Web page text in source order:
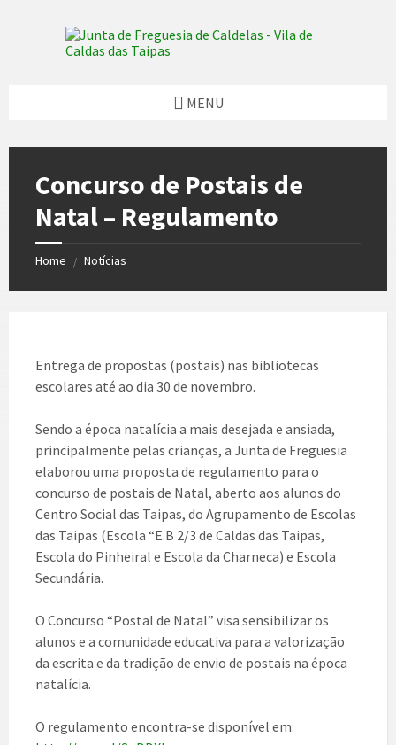
MENU
Concurso de Postais de
Natal – Regulamento
Home / Notícias
Entrega de propostas (postais) nas bibliotecas
escolares até ao dia 30 de novembro.
Sendo a época natalícia a mais desejada e ansiada,
principalmente pelas crianças, a Junta de Freguesia
elaborou uma proposta de regulamento para o
concurso de postais de Natal, aberto aos alunos do
Centro Social das Taipas, do Agrupamento de Escolas
das Taipas (Escola “E.B 2/3 de Caldas das Taipas,
Escola do Pinheiral e Escola da Charneca) e Escola
Secundária.
O Concurso “Postal de Natal” visa sensibilizar os
alunos e a comunidade educativa para a valorização
da escrita e da tradição de envio de postais na época
natalícia.
O regulamento encontra-se disponível em: